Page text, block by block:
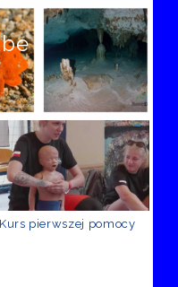
Kurs pierwszej pomocy